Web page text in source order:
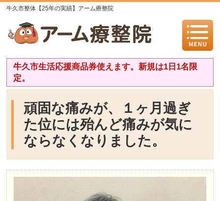
牛久市整体【25年の実績】アーム療整院
牛久市生活応援商品券使えます。新規は1日1名限
定。
頑固な痛みが、１ヶ月過ぎ
た位には殆んど痛みが気に
ならなくなりました。